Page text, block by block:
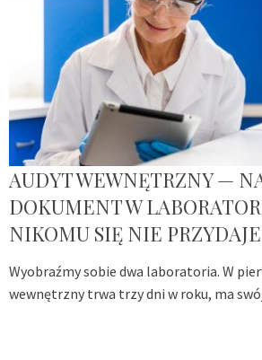
AUDYT WEWNĘTRZNY —
DOKUMENT W
NIKOMU SIĘ NIE PRZYDAJE
Wyobraźmy sobie dwa laboratoria. W
wewnętrzny trwa trzy dni w roku, ma